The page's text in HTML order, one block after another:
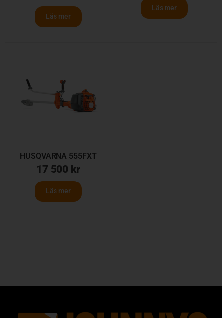
Läs mer
Läs mer
HUSQVARNA 555FXT
17 500 kr
Läs mer